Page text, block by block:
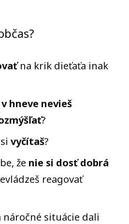
na krik dieťaťa inak
v hneve nevieš
?
sivyčítaš?
že nie si dosť dobrá
reagovať
náročné situácie dali